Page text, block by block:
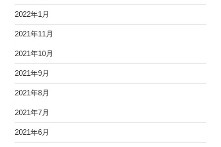
2022年1月
2021年11月
2021年10月
2021年9月
2021年8月
2021年7月
2021年6月